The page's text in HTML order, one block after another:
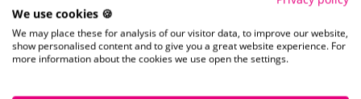
We use cookies 🍪
We may place these for analysis of our visitor data, to improve our website,
show personalised content and to give you a great website experience. For
more information about the cookies we use open the settings.